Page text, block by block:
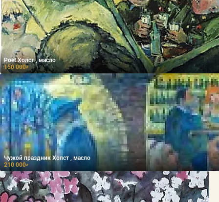
Poet Холст , масло
150 000₽
Чужой праздник Холст , масло
210 000₽